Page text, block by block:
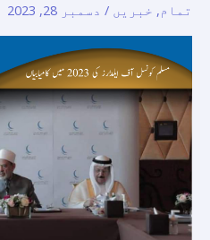
تمام, خبریں / دسمبر 28, 2023
عرب
اور
اسلامی
دنیا
کے
مسائل
کے
بڑی
دلچسپی